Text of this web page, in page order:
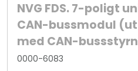
NVG FDS. 7-poligt
CAN-bussmodul
med CAN-
0000-6083